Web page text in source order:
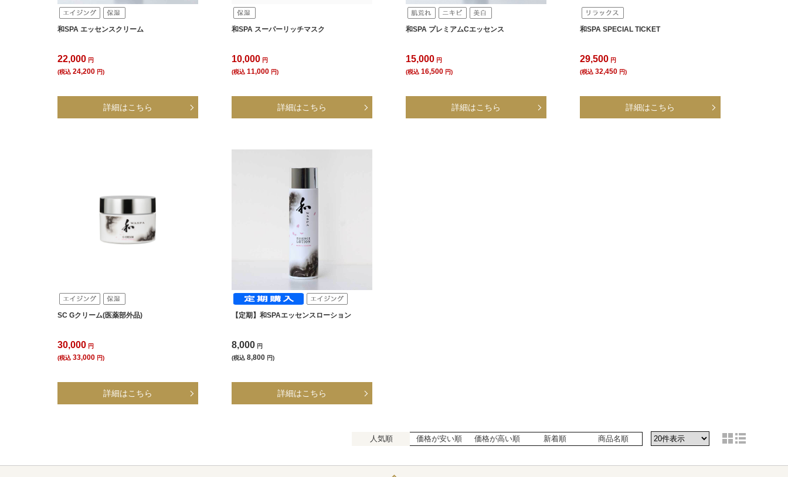
和SPA エッセンスクリーム
22,000 円
(税込24,200 円)
和SPA スーパーリッチマスク
10,000 円
(税込11,000 円)
和SPA プレミアムCエッセンス
15,000 円
(税込 16,500 円)
和SPA SPECIAL TICKET
29,500 円
(税込 32,450 円)
SC Gクリーム(医薬部外品)
30,000 円
(税込33,000 円)
【定期】和SPAエッセンスローション
8,000 円
(税込8,800 円)
人気順 価格が安い順 価格が高い順 新着順 商品名順